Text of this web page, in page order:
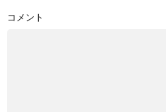
コメント